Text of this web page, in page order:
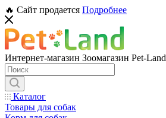
🔥 Сайт продается Подробнее
Интернет-магазин Зоомагазин Pet-Land
Каталог
Товары для собак